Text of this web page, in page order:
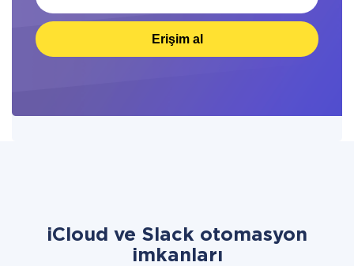
Erişim al
iCloud ve Slack otomasyon
imkanları